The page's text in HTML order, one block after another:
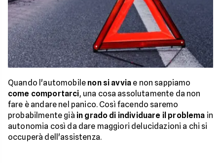
Quando l'automobile non si avvia e non sappiamo
come comportarci, una cosa assolutamente da non
fare è andare nel panico. Così facendo saremo
probabilmente già in grado di individuare il problema in
autonomia così da dare maggiori delucidazioni a chi si
occuperà dell'assistenza.